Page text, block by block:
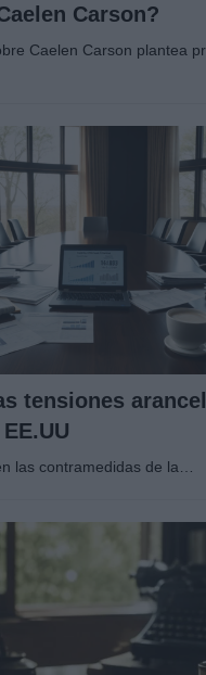
Carson?
Caelen Carson plantea
tensiones
las contramedidas de la…